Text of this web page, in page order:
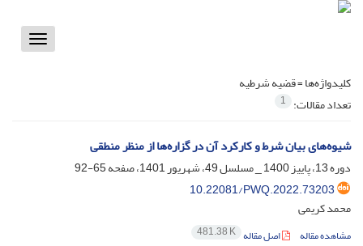
Toggle
کلیدواژه‌ها =قضیه شرطیه
تعداد مقالات: 1
شیوه‌های بیان شرط و کارکرد آن در گزاره‌ها از منظر منطقی
دوره 13، پاییز 1400 _ مسلسل 49، شهریور 1401، صفحه
65-92
10.22081/PWQ.2022.73203
محمد کریمی
مشاهده مقاله اصل مقاله 481.38 K